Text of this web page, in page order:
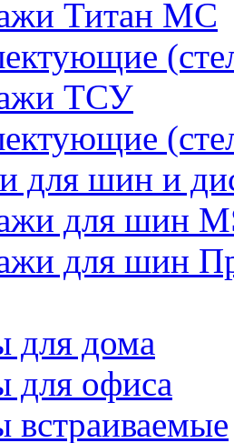
Титан МС
ТСУ
для шин и
для шин
для шин
для дома
для офиса